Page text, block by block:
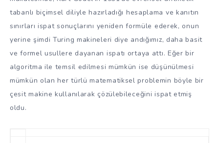
tabanlı biçimsel diliyle hazırladığı hesaplama ve kanıtın
sınırları ispat sonuçlarını yeniden formüle ederek, onun
yerine şimdi Turing makineleri diye andığımız, daha basit
ve formel usullere dayanan ispatı ortaya attı. Eğer bir
algoritma ile temsil edilmesi mümkün ise düşünülmesi
mümkün olan her türlü matematiksel problemin böyle bir
çesit makine kullanılarak çözülebileceğini ispat etmiş
oldu.